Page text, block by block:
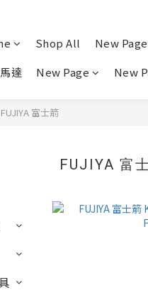
Shop All
New Page
達
New Page New
FUJIYA 富士箭
FUJIYA 富